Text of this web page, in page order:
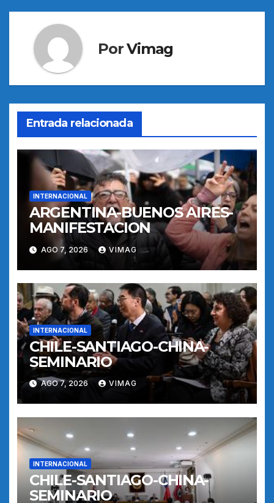
PorVimag
Entrada relacionada
INTERNACIONAL
ARGENTINA-BUENOS AIRES-
MANIFESTACION
AGO 7, 2026 VIMAG
INTERNACIONAL
CHILE-SANTIAGO-CHINA-
SEMINARIO
AGO 7, 2026 VIMAG
INTERNACIONAL
CHILE-SANTIAGO-CHINA-
SEMINARIO